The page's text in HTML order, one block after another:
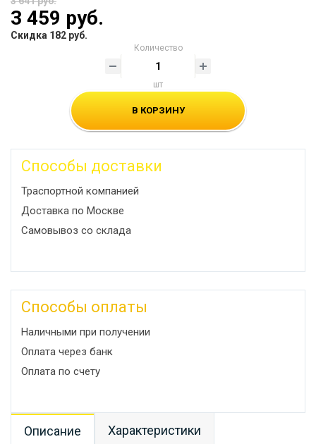
3 459 руб.
Скидка 182 руб.
Количество
шт
В КОРЗИНУ
Способы доставки
Траспортной компанией
Доставка по Москве
Самовывоз со склада
Способы оплаты
Наличными при получении
Оплата через банк
Оплата по счету
Описание Характеристики